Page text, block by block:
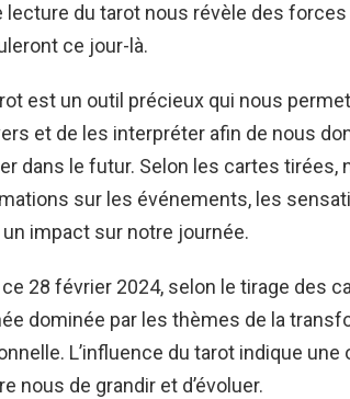
lecture du tarot nous révèle des
ce jour-là.
est un outil précieux qui nous
et de les interpréter afin de nous
dans le futur. Selon les cartes tirées,
sur les événements, les
un impact sur notre journée.
ce 28 février 2024, selon le tirage des
dominée par les thèmes de la
L’influence du tarot indique
nous de grandir et d’évoluer.